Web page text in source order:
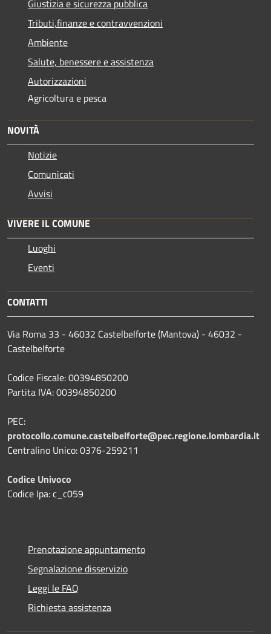
Giustizia e sicurezza pubblica
Tributi,finanze e contravvenzioni
Ambiente
Salute, benessere e assistenza
Autorizzazioni
Agricoltura e pesca
NOVITÀ
Notizie
Comunicati
Avvisi
VIVERE IL COMUNE
Luoghi
Eventi
CONTATTI
Via Roma 33 - 46032 Castelbelforte (Mantova) - 46032 -
Castelbelforte
Codice Fiscale: 00394850200
Partita IVA: 00394850200
PEC:
protocollo.comune.castelbelforte@pec.regione.lombardia.it
Centralino Unico: 0376-259211
Codice Univoco
Codice Ipa: c_c059
Prenotazione appuntamento
Segnalazione disservizio
Leggi le FAQ
Richiesta assistenza